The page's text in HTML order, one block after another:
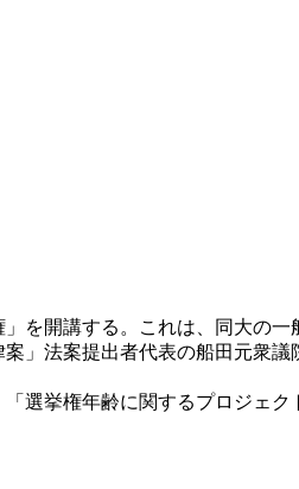
を開講する。これは、同大の一
」法案提出者代表の船田元衆議
選挙権年齢に関するプロジェ